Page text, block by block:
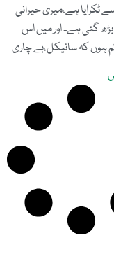
ٹکرایا ہے،میری حیرانی
بڑھ گئی ہے۔ اور میں اس
ہوں کہ سائیکل،بے چاری